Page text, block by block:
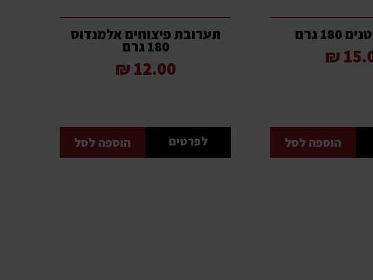
גרם
הוספה לסל
תערובת פיצוחים אלמנדוס
180 גרם
12.00 ₪
לפרטים הוספה לסל